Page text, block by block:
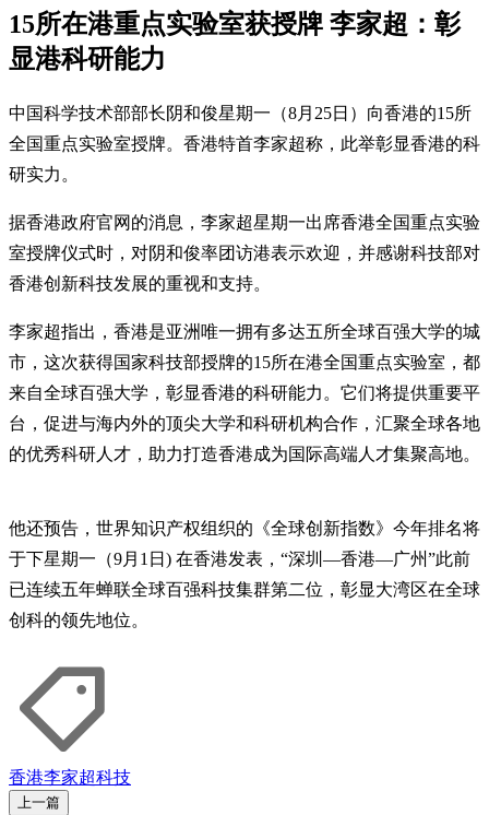
15所在港重点实验室获授牌 李家超：彰
显港科研能力
中国科学技术部部长阴和俊星期一（8月25日）向香港的15所
全国重点实验室授牌。香港特首李家超称，此举彰显香港的科
研实力。
据香港政府官网的消息，李家超星期一出席香港全国重点实验
室授牌仪式时，对阴和俊率团访港表示欢迎，并感谢科技部对
香港创新科技发展的重视和支持。
李家超指出，香港是亚洲唯一拥有多达五所全球百强大学的城
市，这次获得国家科技部授牌的15所在港全国重点实验室，都
来自全球百强大学，彰显香港的科研能力。它们将提供重要平
台，促进与海内外的顶尖大学和科研机构合作，汇聚全球各地
的优秀科研人才，助力打造香港成为国际高端人才集聚高地。
他还预告，世界知识产权组织的《全球创新指数》今年排名将
于下星期一（9月1日) 在香港发表，“深圳—香港—广州”此前
已连续五年蝉联全球百强科技集群第二位，彰显大湾区在全球
创科的领先地位。
香港李家超科技
上一篇